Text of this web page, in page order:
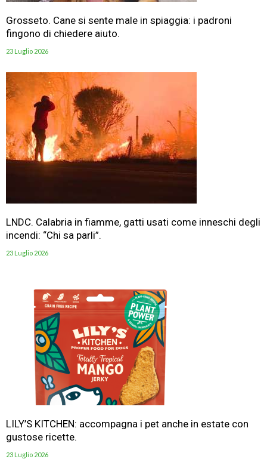
Grosseto. Cane si sente male in spiaggia: i padroni
fingono di chiedere aiuto.
23 Luglio 2026
LNDC. Calabria in fiamme, gatti usati come inneschi degli
incendi: “Chi sa parli”.
23 Luglio 2026
LILY’S KITCHEN: accompagna i pet anche in estate con
gustose ricette.
23 Luglio 2026